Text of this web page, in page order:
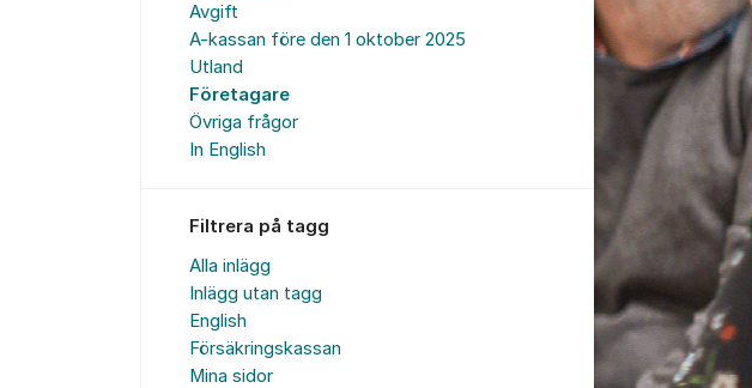
Avgift
A-kassan före den 1 oktober 2025
Utland
Företagare
Övriga frågor
In English
Filtrera på tagg
Alla inlägg
Inlägg utan tagg
English
Försäkringskassan
Mina sidor